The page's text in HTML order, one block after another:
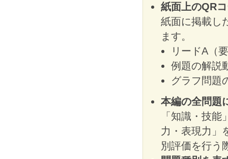
紙面上のQR
紙面に掲載し
ます。
リードA（
例題の解説
グラフ問題
本編の全問題
「知識・技
力・表現力」
別評価を行う